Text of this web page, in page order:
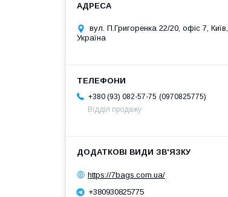
вул. П.Григоренка 22/20, офіс 7, Київ,
Україна
+380 (93) 082-57-75
0970825775
Відділ продажу
https://7bags.com.ua/
+380930825775